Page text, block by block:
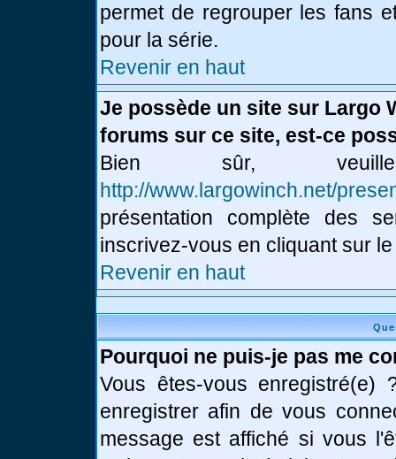
permet de regrouper les fans
pour la série.
Revenir en haut
Je possède un site sur Largo
forums sur ce site, est-ce
Bien sûr,
http://www.largowinch.net/
présentation complète des
inscrivez-vous en cliquant sur
Revenir en haut
Pourquoi ne puis-je pas me
Vous êtes-vous enregistré(e)
enregistrer afin de vous
message est affiché si vous